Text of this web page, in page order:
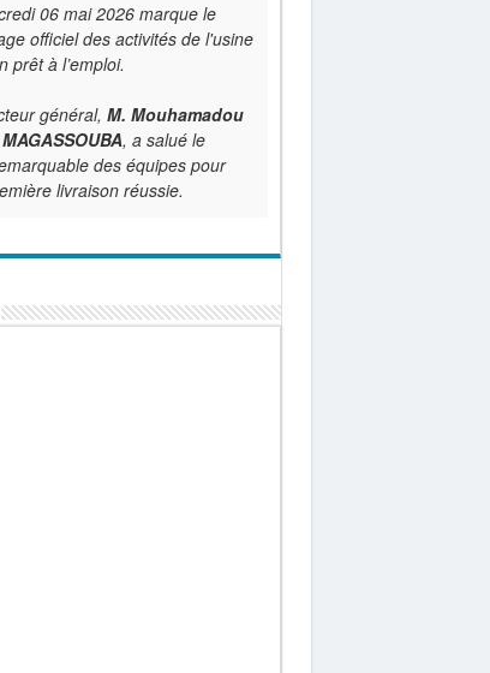
06 mai 2026 marque le
officiel des activités de l'usine
prêt à l’emploi.
général, M. Mouhamadou
, a salué le
des équipes pour
livraison réussie.